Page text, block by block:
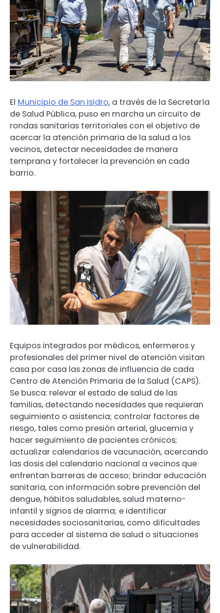
El Municipio de San Isidro, a través de la Secretaría
de Salud Pública, puso en marcha un circuito de
rondas sanitarias territoriales con el objetivo de
acercar la atención primaria de la salud a los
vecinos, detectar necesidades de manera
temprana y fortalecer la prevención en cada
barrio.
Equipos integrados por médicos, enfermeros y
profesionales del primer nivel de atención visitan
casa por casa las zonas de influencia de cada
Centro de Atención Primaria de la Salud (CAPS).
Se busca: relevar el estado de salud de las
familias, detectando necesidades que requieran
seguimiento o asistencia; controlar factores de
riesgo, tales como presión arterial, glucemia y
hacer seguimiento de pacientes crónicos;
actualizar calendarios de vacunación, acercando
las dosis del calendario nacional a vecinos que
enfrentan barreras de acceso; brindar educación
sanitaria, con información sobre prevención del
dengue, hábitos saludables, salud materno-
infantil y signos de alarma; e identificar
necesidades sociosanitarias, como dificultades
para acceder al sistema de salud o situaciones
de vulnerabilidad.